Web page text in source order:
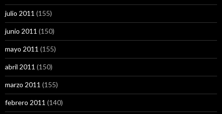
julio 2011 (155)
junio 2011 (150)
mayo 2011 (155)
abril 2011 (150)
marzo 2011 (155)
febrero 2011 (140)